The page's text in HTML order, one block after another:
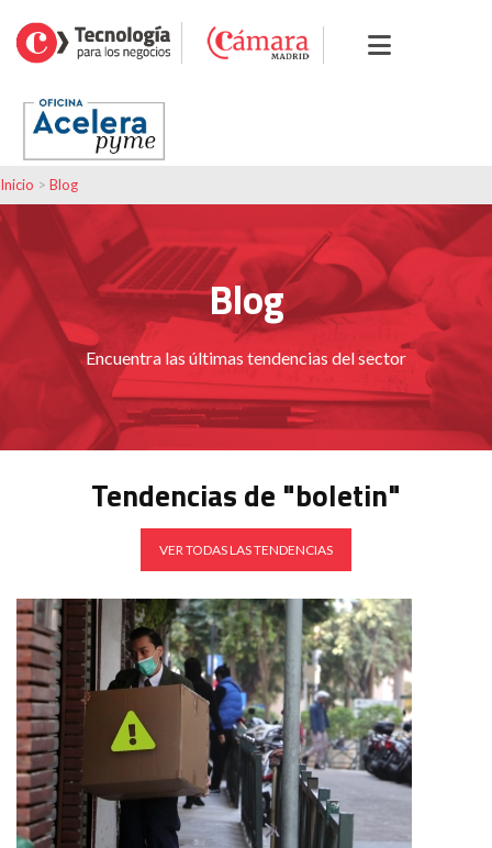
Inicio > Blog
Blog
Encuentra las últimas tendencias del sector
Tendencias de "boletin"
VER TODAS LAS TENDENCIAS